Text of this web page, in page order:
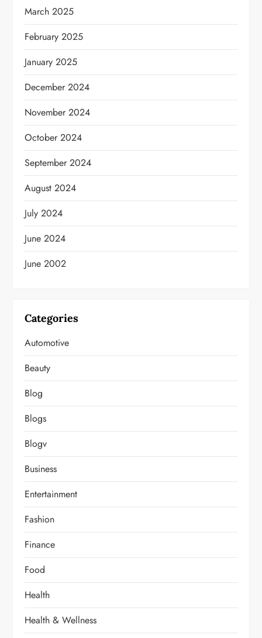
March 2025
February 2025
January 2025
December 2024
November 2024
October 2024
September 2024
August 2024
July 2024
June 2024
June 2002
Categories
Automotive
Beauty
Blog
Blogs
Blogv
Business
Entertainment
Fashion
Finance
Food
Health
Health & Wellness